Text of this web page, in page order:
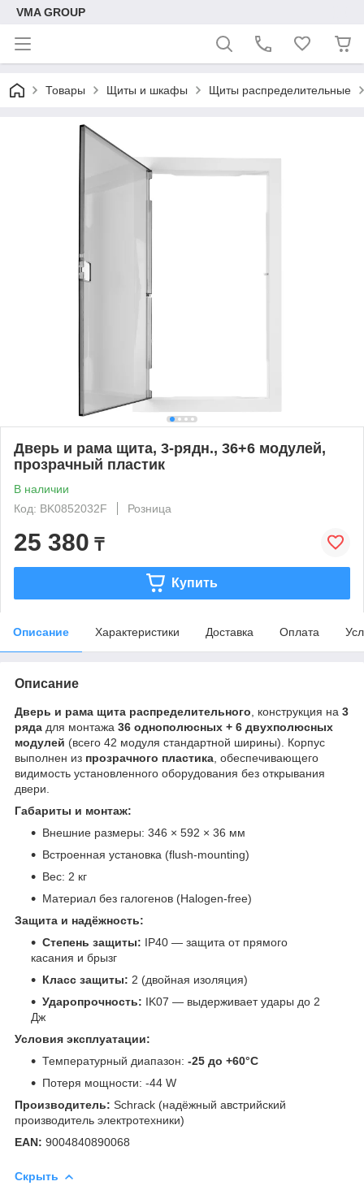
VMA GROUP
Товары Щиты и шкафы Щиты распределительные
Дверь и рама щита, 3-рядн., 36+6 модулей,
прозрачный пластик
В наличии
Код: BK0852032F
Розница
25 380 ₸
Купить
Описание Характеристики Доставка Оплата
Описание
Дверь и рама щита распределительного , конструкция на 3
ряда для монтажа 36 однополюсных + 6 двухполюсных
модулей (всего 42 модуля стандартной ширины). Корпус
выполнен из прозрачного пластика , обеспечивающего
видимость установленного оборудования без открывания
двери.
Габариты и монтаж:
Внешние размеры: 346 × 592 × 36 мм
Встроенная установка (flush-mounting)
Вес: 2 кг
Материал без галогенов (Halogen-free)
Защита и надёжность:
Степень защиты: IP40 — защита от прямого
касания и брызг
Класс защиты: 2 (двойная изоляция)
Ударопрочность: IK07 — выдерживает удары до 2
Дж
Условия эксплуатации:
Температурный диапазон: -25 до +60°C
Потеря мощности: -44 W
Производитель: Schrack (надёжный австрийский
производитель электротехники)
EAN: 9004840890068
Скрыть